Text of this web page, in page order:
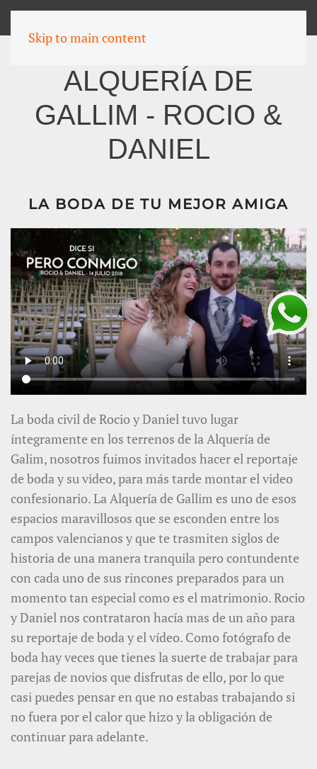
Skip to main content
ALQUERÍA DE
GALLIM - ROCIO &
DANIEL
LA BODA DE TU MEJOR AMIGA
La boda civil de Rocio y Daniel tuvo lugar
íntegramente en los terrenos de la Alquería de
Galim, nosotros fuimos invitados hacer el reportaje
de boda y su video, para más tarde montar el video
confesionario. La Alquería de Gallim es uno de esos
espacios maravillosos que se esconden entre los
campos valencianos y que te trasmiten siglos de
historia de una manera tranquila pero contundente
con cada uno de sus rincones preparados para un
momento tan especial como es el matrimonio. Rocio
y Daniel nos contrataron hacía mas de un año para
su reportaje de boda y el vídeo. Como fotógrafo de
boda hay veces que tienes la suerte de trabajar para
parejas de novios que disfrutas de ello, por lo que
casi puedes pensar en que no estabas trabajando si
no fuera por el calor que hizo y la obligación de
continuar para adelante.